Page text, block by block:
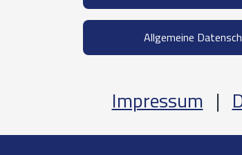
Allgemeine
Impressum |